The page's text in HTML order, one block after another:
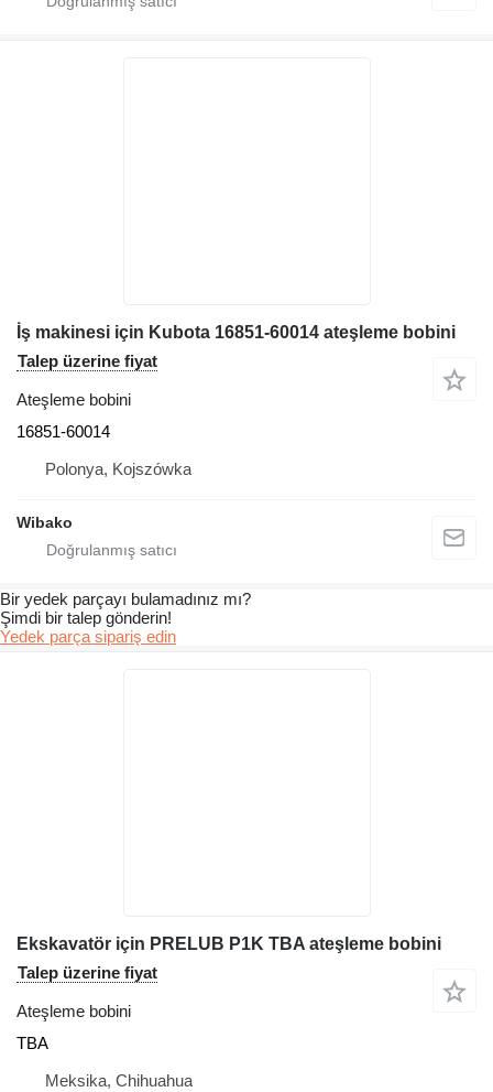
İş makinesi için Kubota 16851-60014 ateşleme bobini
Talep üzerine fiyat
Ateşleme bobini
16851-60014
Polonya, Kojszówka
Wibako
Bir yedek parçayı bulamadınız mı?
Şimdi bir talep gönderin!
Yedek parça sipariş edin
Ekskavatör için PRELUB P1K TBA ateşleme bobini
Talep üzerine fiyat
Ateşleme bobini
TBA
Meksika, Chihuahua